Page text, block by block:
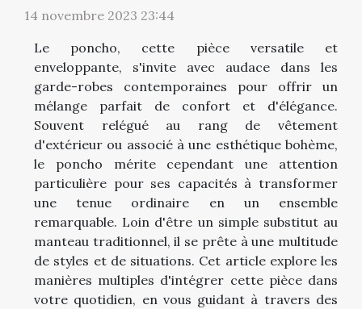
14 novembre 2023 23:44
Le poncho, cette pièce versatile et
enveloppante, s'invite avec audace dans les
garde-robes contemporaines pour offrir un
mélange parfait de confort et d'élégance.
Souvent relégué au rang de vêtement
d'extérieur ou associé à une esthétique bohème,
le poncho mérite cependant une attention
particulière pour ses capacités à transformer
une tenue ordinaire en un ensemble
remarquable. Loin d'être un simple substitut au
manteau traditionnel, il se prête à une multitude
de styles et de situations. Cet article explore les
manières multiples d'intégrer cette pièce dans
votre quotidien, en vous guidant à travers des